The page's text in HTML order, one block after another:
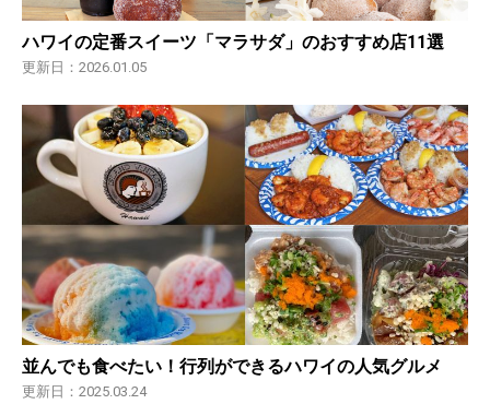
ハワイの定番スイーツ「マラサダ」のおすすめ店11選
更新日：2026.01.05
並んでも食べたい！行列ができるハワイの人気グルメ
更新日：2025.03.24